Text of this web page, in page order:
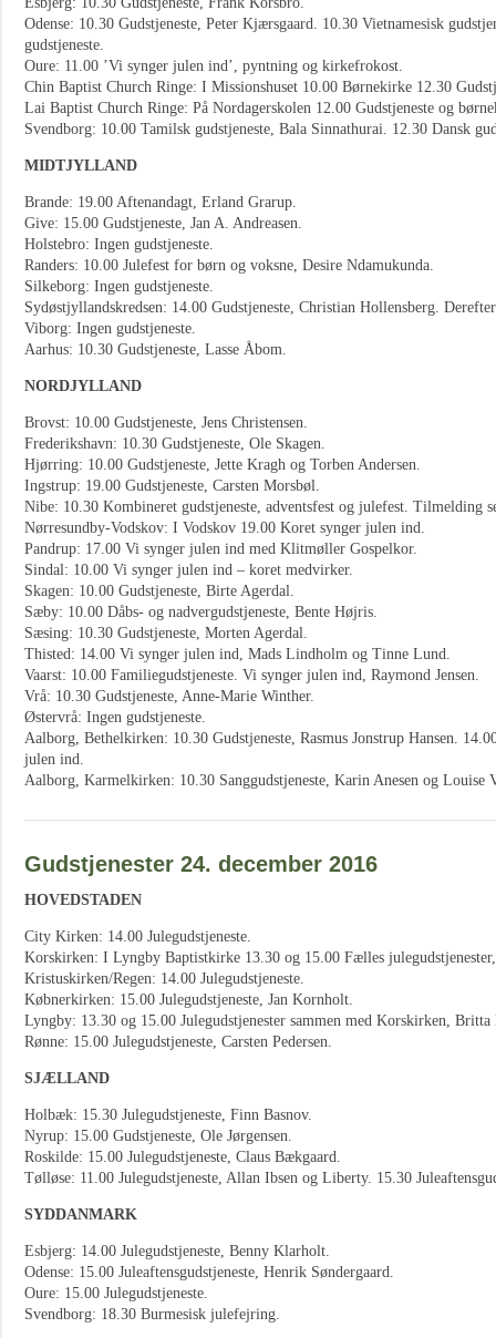
Odense: 10.30 Gudstjeneste, Peter Kjærsgaard. 10.30 Vietnamesisk
gudstjeneste.
Oure: 11.00 ’Vi synger julen ind’, pyntning og kirkefrokost.
Chin Baptist Church Ringe: I Missionshuset 10.00 Børnekirke 12.30
Lai Baptist Church Ringe: På Nordagerskolen 12.00 Gudstjeneste og
Svendborg: 10.00 Tamilsk gudstjeneste, Bala Sinnathurai. 12.30 Dansk
MIDTJYLLAND
Brande: 19.00 Aftenandagt, Erland Grarup.
Give: 15.00 Gudstjeneste, Jan A. Andreasen.
Holstebro: Ingen gudstjeneste.
Randers: 10.00 Julefest for børn og voksne, Desire Ndamukunda.
Silkeborg: Ingen gudstjeneste.
Sydøstjyllandskredsen: 14.00 Gudstjeneste, Christian Hollensberg.
Viborg: Ingen gudstjeneste.
Aarhus: 10.30 Gudstjeneste, Lasse Åbom.
NORDJYLLAND
Brovst: 10.00 Gudstjeneste, Jens Christensen.
Frederikshavn: 10.30 Gudstjeneste, Ole Skagen.
Hjørring: 10.00 Gudstjeneste, Jette Kragh og Torben Andersen.
Ingstrup: 19.00 Gudstjeneste, Carsten Morsbøl.
Nibe: 10.30 Kombineret gudstjeneste, adventsfest og julefest. Tilmelding
Nørresundby-Vodskov: I Vodskov 19.00 Koret synger julen ind.
Pandrup: 17.00 Vi synger julen ind med Klitmøller Gospelkor.
Sindal: 10.00 Vi synger julen ind – koret medvirker.
Skagen: 10.00 Gudstjeneste, Birte Agerdal.
Sæby: 10.00 Dåbs- og nadvergudstjeneste, Bente Højris.
Sæsing: 10.30 Gudstjeneste, Morten Agerdal.
Thisted: 14.00 Vi synger julen ind, Mads Lindholm og Tinne Lund.
Vaarst: 10.00 Familiegudstjeneste. Vi synger julen ind, Raymond Jensen.
Vrå: 10.30 Gudstjeneste, Anne-Marie Winther.
Østervrå: Ingen gudstjeneste.
Aalborg, Bethelkirken: 10.30 Gudstjeneste, Rasmus Jonstrup Hansen.
julen ind.
Aalborg, Karmelkirken: 10.30 Sanggudstjeneste, Karin Anesen og Louise
Gudstjenester 24. december 2016
HOVEDSTADEN
City Kirken: 14.00 Julegudstjeneste.
Korskirken: I Lyngby Baptistkirke 13.30 og 15.00 Fælles
Kristuskirken/Regen: 14.00 Julegudstjeneste.
Købnerkirken: 15.00 Julegudstjeneste, Jan Kornholt.
Lyngby: 13.30 og 15.00 Julegudstjenester sammen med Korskirken,
Rønne: 15.00 Julegudstjeneste, Carsten Pedersen.
SJÆLLAND
Holbæk: 15.30 Julegudstjeneste, Finn Basnov.
Nyrup: 15.00 Gudstjeneste, Ole Jørgensen.
Roskilde: 15.00 Julegudstjeneste, Claus Bækgaard.
Tølløse: 11.00 Julegudstjeneste, Allan Ibsen og Liberty. 15.30
SYDDANMARK
Esbjerg: 14.00 Julegudstjeneste, Benny Klarholt.
Odense: 15.00 Juleaftensgudstjeneste, Henrik Søndergaard.
Oure: 15.00 Julegudstjeneste.
Svendborg: 18.30 Burmesisk julefejring.